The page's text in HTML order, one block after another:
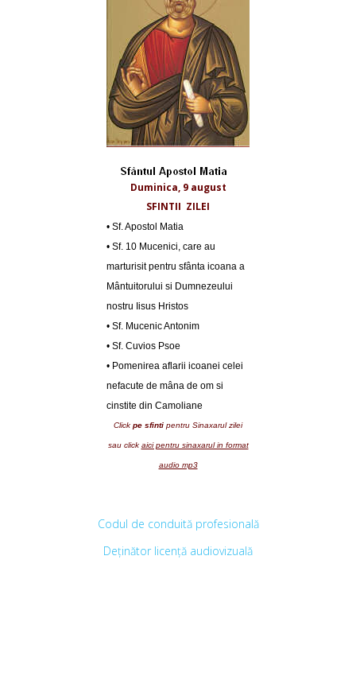
Duminica, 9 august
SFINTII ZILEI
• Sf. Apostol Matia
• Sf. 10 Mucenici, care au
marturisit pentru sfânta icoana a
Mântuitorului si Dumnezeului
nostru Iisus Hristos
• Sf. Mucenic Antonim
• Sf. Cuvios Psoe
• Pomenirea aflarii icoanei celei
nefacute de mâna de om si
cinstite din Camoliane
Click pe sfinti pentru Sinaxarul zilei
sau click aici pentru sinaxarul in format
audio mp3
Codul de conduită profesională
Deținător licență audiovizuală